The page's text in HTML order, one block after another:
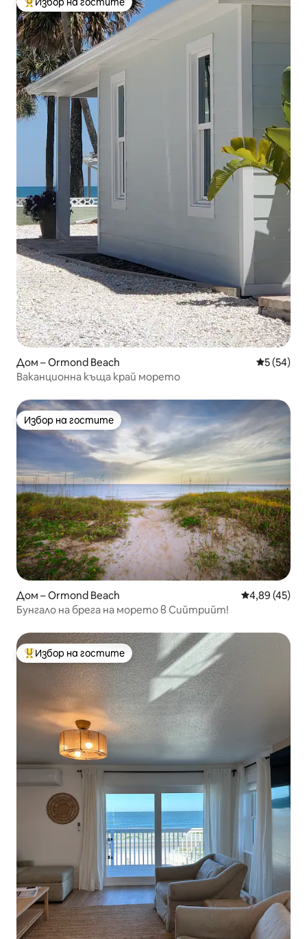
Най-популярен избор на гостите
Дом – Ormond Beach Средна
5 (54)
Ваканционна къща край морето
Избор на гостите
Избор на гостите
Дом – Ormond Beach Средна
4,89 (45)
Бунгало на брега на морето в Сийтрийт!
Най-популярен избор на гостите
Избор на гостите